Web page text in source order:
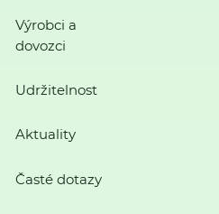
Výrobci a
dovozci
Udržitelnost
Aktuality
Časté dotazy